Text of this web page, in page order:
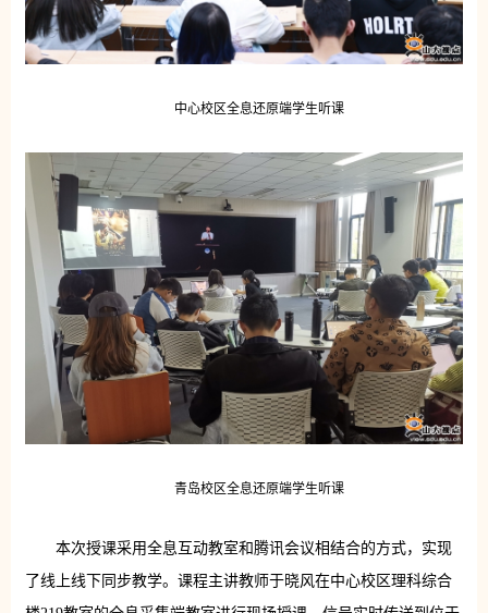
中心校区全息还原端学生听课
青岛校区全息还原端学生听课
本次授课采用全息互动教室和腾讯会议相结合的方式，实现
了线上线下同步教学。课程主讲教师于晓风在中心校区理科综合